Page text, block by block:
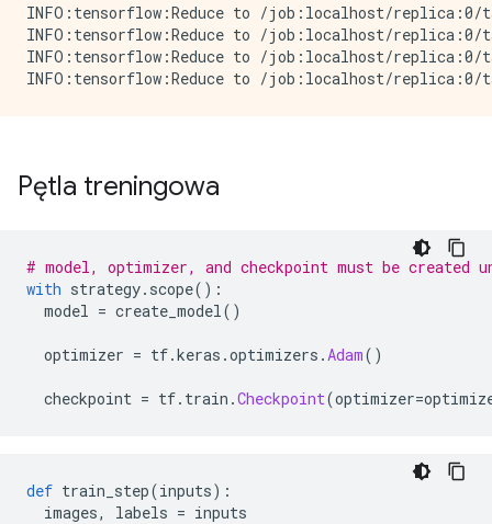
INFO:tensorflow:Reduce to /job:localhost/
INFO:tensorflow:Reduce to /job:localhost/
INFO:tensorflow:Reduce to /job:localhost/
Pętla treningowa
# model, optimizer, and checkpoint must be created
with strategy. scope():
model = create_model()
optimizer = tf.keras .optimizers .Adam()
checkpoint = tf. train .Checkpoint(optimizer=
def train_step(inputs):
images, labels = inputs